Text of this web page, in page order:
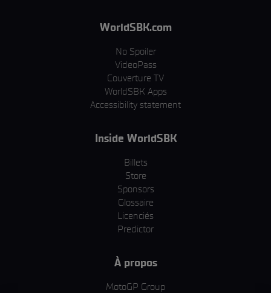
WorldSBK.com
No Spoiler
VideoPass
Couverture TV
WorldSBK Apps
Accessibility statement
Inside WorldSBK
Billets
Store
Sponsors
Glossaire
Licenciés
Predictor
À propos
MotoGP Group